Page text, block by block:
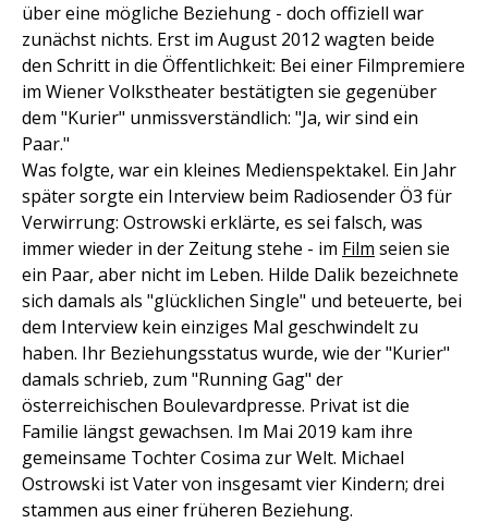
über eine mögliche Beziehung - doch offiziell war
zunächst nichts. Erst im August 2012 wagten beide
den Schritt in die Öffentlichkeit: Bei einer Filmpremiere
im Wiener Volkstheater bestätigten sie gegenüber
dem "Kurier" unmissverständlich: "Ja, wir sind ein
Paar."
Was folgte, war ein kleines Medienspektakel. Ein Jahr
später sorgte ein Interview beim Radiosender Ö3 für
Verwirrung: Ostrowski erklärte, es sei falsch, was
immer wieder in der Zeitung stehe - im Film seien sie
ein Paar, aber nicht im Leben. Hilde Dalik bezeichnete
sich damals als "glücklichen Single" und beteuerte, bei
dem Interview kein einziges Mal geschwindelt zu
haben. Ihr Beziehungsstatus wurde, wie der "Kurier"
damals schrieb, zum "Running Gag" der
österreichischen Boulevardpresse. Privat ist die
Familie längst gewachsen. Im Mai 2019 kam ihre
gemeinsame Tochter Cosima zur Welt. Michael
Ostrowski ist Vater von insgesamt vier Kindern; drei
stammen aus einer früheren Beziehung.